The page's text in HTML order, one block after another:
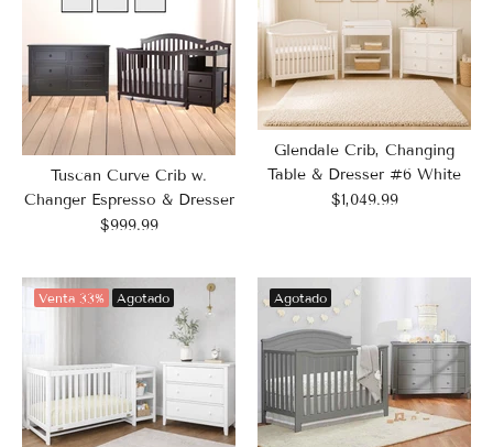
Tuscan Curve Crib w.
Changer Espresso & Dresser
$999.99
Glendale Crib, Changing
Table & Dresser #6 White
$1,049.99
Venta 33% Agotado Agotado